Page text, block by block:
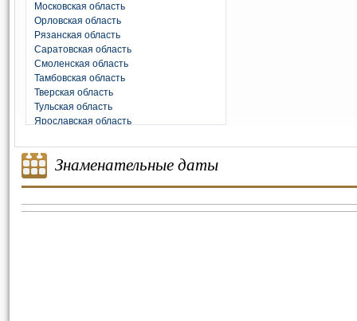
Московская область
Орловская область
Рязанская область
Саратовская область
Смоленская область
Тамбовская область
Тверская область
Тульская область
Ярославская область
Знаменательные даты